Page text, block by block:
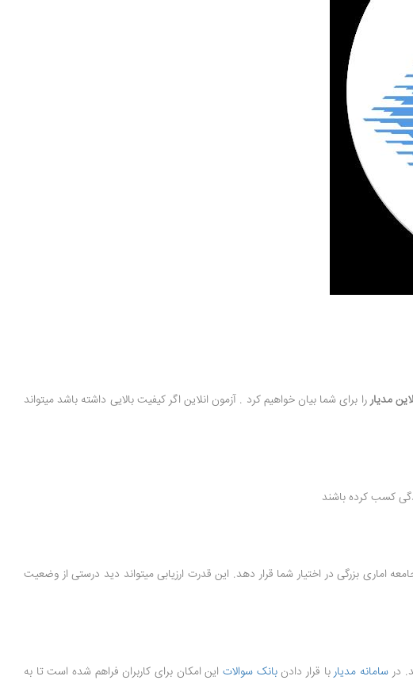
مدیاررا برای شما بیان خواهیم کرد . آزمون انلاین اگر کیفیت بالایی داشته باشد میتواند
کسب کرده باشند
اماری بزرگی در اختیار شما قرار دهد. این قدرت ارزیابی میتواند دید درستی از وضعیت
در سامانه مدیاربا قرار دادنبانک سوالاتاین امکان برای کاربران فراهم شده است تا به